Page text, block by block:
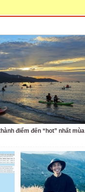
điểm đến “hot” nhất mùa